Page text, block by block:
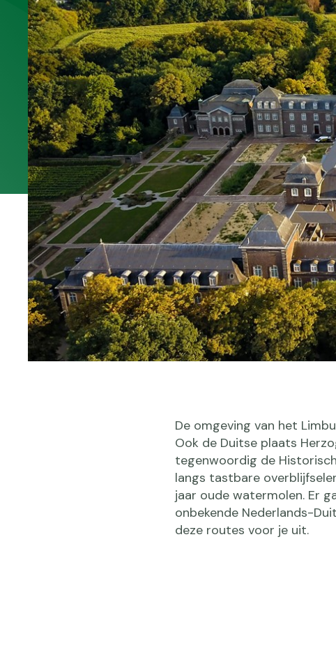
De omgeving van het
Ook de Duitse plaats
tegenwoordig de
langs tastbare
jaar oude watermolen. Er
onbekende Nederlands-
deze routes voor je uit.